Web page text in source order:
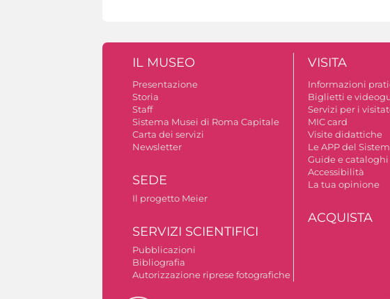
IL MUSEO
Presentazione
Storia
Staff
Sistema Musei di Roma Capitale
Carta dei servizi
Newsletter
SEDE
Il progetto Meier
SERVIZI SCIENTIFICI
Pubblicazioni
Bibliografia
Autorizzazione riprese fotografiche
VISITA
Informazioni
Biglietti e
Servizi per i
MIC card
Visite didattiche
Le APP del
Guide e cataloghi
Accessibilità
La tua opinione
ACQUISTA